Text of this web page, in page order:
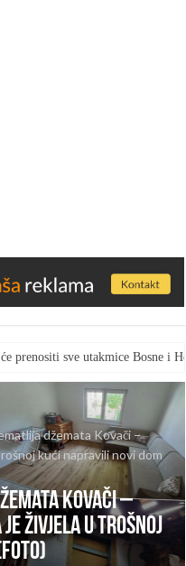
prenositi sve utakmice Bosne i
džemata Kovači –
kući napravili novi dom
Kovači –
je živjela u trošnoj